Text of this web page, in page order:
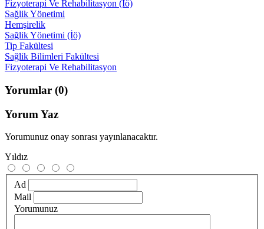
Fizyoterapi Ve Rehabilitasyon (İö)
Sağlik Yönetimi
Hemşirelik
Sağlik Yönetimi (İö)
Tip Fakültesi
Sağlik Bilimleri Fakültesi
Fizyoterapi Ve Rehabilitasyon
Yorumlar (0)
Yorum Yaz
Yorumunuz onay sonrası yayınlanacaktır.
Yıldız
Ad
Mail
Yorumunuz